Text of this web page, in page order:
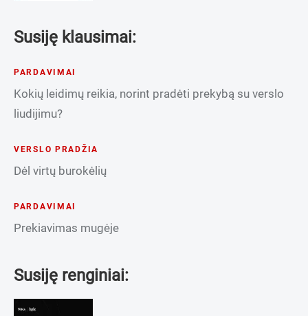
Susiję klausimai:
PARDAVIMAI
Kokių leidimų reikia, norint pradėti prekybą su verslo
liudijimu?
VERSLO PRADŽIA
Dėl virtų burokėlių
PARDAVIMAI
Prekiavimas mugėje
Susiję renginiai: